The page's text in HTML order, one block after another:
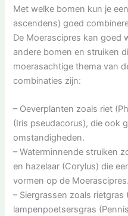
Met welke bomen kun je
ascendens) goed
De Moerascipres kan goed
andere bomen en struiken
moerasachtige thema van
combinaties zijn:
– Oeverplanten zoals riet
(Iris pseudacorus), die ook
omstandigheden.
– Waterminnende struiken
en hazelaar (Corylus) die
vormen op de Moerascipres.
– Siergrassen zoals rietgras
lampenpoetsersgras